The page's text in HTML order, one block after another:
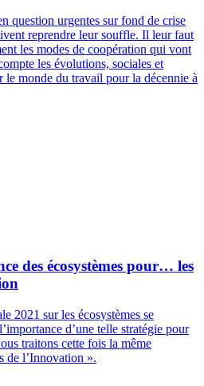
question urgentes sur fond de crise
reprendre leur souffle. Il leur faut
les modes de coopération qui vont
les évolutions, sociales et
monde du travail pour la décennie à
des écosystèmes pour… les
2021 sur les écosystèmes se
d’une telle stratégie pour
traitons cette fois la même
de l’Innovation ».